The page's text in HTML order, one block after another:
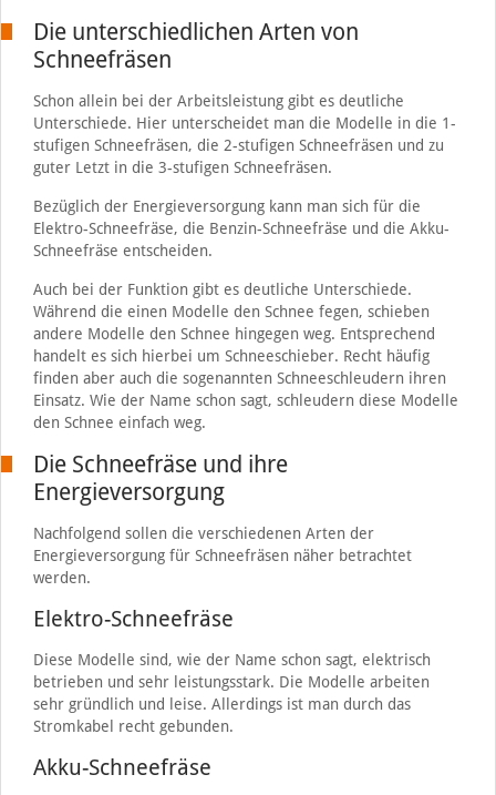
Die unterschiedlichen Arten von
Schneefräsen
Schon allein bei der Arbeitsleistung gibt es deutliche
Unterschiede. Hier unterscheidet man die Modelle in die 1-
stufigen Schneefräsen, die 2-stufigen Schneefräsen und zu
guter Letzt in die 3-stufigen Schneefräsen.
Bezüglich der Energieversorgung kann man sich für die
Elektro-Schneefräse, die Benzin-Schneefräse und die Akku-
Schneefräse entscheiden.
Auch bei der Funktion gibt es deutliche Unterschiede.
Während die einen Modelle den Schnee fegen, schieben
andere Modelle den Schnee hingegen weg. Entsprechend
handelt es sich hierbei um Schneeschieber. Recht häufig
finden aber auch die sogenannten Schneeschleudern ihren
Einsatz. Wie der Name schon sagt, schleudern diese Modelle
den Schnee einfach weg.
Die Schneefräse und ihre
Energieversorgung
Nachfolgend sollen die verschiedenen Arten der
Energieversorgung für Schneefräsen näher betrachtet
werden.
Elektro-Schneefräse
Diese Modelle sind, wie der Name schon sagt, elektrisch
betrieben und sehr leistungsstark. Die Modelle arbeiten
sehr gründlich und leise. Allerdings ist man durch das
Stromkabel recht gebunden.
Akku-Schneefräse